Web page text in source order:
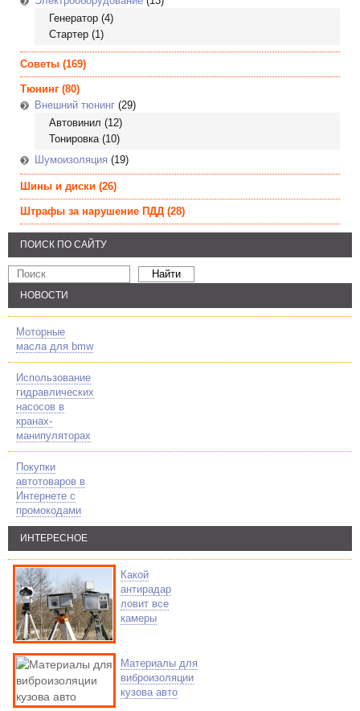
Генератор (4)
Стартер (1)
Советы (169)
Тюнинг (80)
Внешний тюнинг (29)
Автовинил (12)
Тонировка(10)
Шумоизоляция (19)
Шины и диски (26)
Штрафы за нарушение ПДД (28)
ПОИСК ПО САЙТУ
НОВОСТИ
Моторные
масла для bmw
Использование
гидравлических
насосов в
кранах-
манипуляторах
Покупки
автотоваров в
Интернете с
промокодами
ИНТЕРЕСНОЕ
Какой
антирадар
ловит все
камеры
Материалы для
виброизоляции
кузова авто